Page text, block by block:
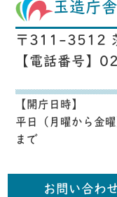
玉造庁舎
〒311-3512
【電話番号
【開庁日時】
平日（月曜から金
まで
お問い合わ